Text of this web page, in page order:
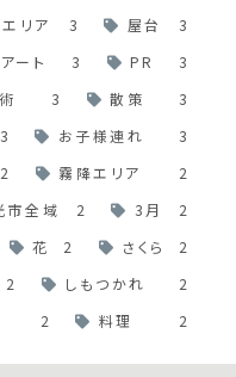
リア 3 屋台
3
アート 3 PR
3
3 散策
3
3 お子様連れ
3
2 霧降エリア
2
市全域 2 3月
2
花 2 さくら
2
2 しもつかれ
2
2 料理 2